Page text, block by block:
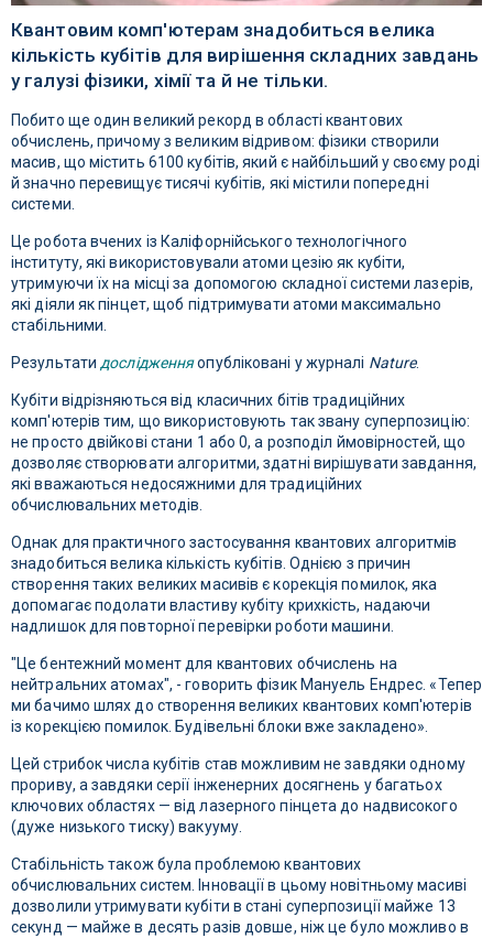
Квантовим комп'ютерам знадобиться велика
кількість кубітів для вирішення складних завдань
у галузі фізики, хімії та й не тільки.
Побито ще один великий рекорд в області квантових
обчислень, причому з великим відривом: фізики створили
масив, що містить 6100 кубітів, який є найбільший у своєму роді
й значно перевищує тисячі кубітів, які містили попередні
системи.
Це робота вчених із Каліфорнійського технологічного
інституту, які використовували атоми цезію як кубіти,
утримуючи їх на місці за допомогою складної системи лазерів,
які діяли як пінцет, щоб підтримувати атоми максимально
стабільними.
Результатидослідженняопубліковані у журналі Nature.
Кубіти відрізняються від класичних бітів традиційних
комп'ютерів тим, що використовують так звану суперпозицію:
не просто двійкові стани 1 або 0, а розподіл ймовірностей, що
дозволяє створювати алгоритми, здатні вирішувати завдання,
які вважаються недосяжними для традиційних
обчислювальних методів.
Однак для практичного застосування квантових алгоритмів
знадобиться велика кількість кубітів. Однією з причин
створення таких великих масивів є корекція помилок, яка
допомагає подолати властиву кубіту крихкість, надаючи
надлишок для повторної перевірки роботи машини.
"Це бентежний момент для квантових обчислень на
нейтральних атомах", - говорить фізик Мануель Ендрес. «Тепер
ми бачимо шлях до створення великих квантових комп'ютерів
із корекцією помилок. Будівельні блоки вже закладено».
Цей стрибок числа кубітів став можливим не завдяки одному
прориву, а завдяки серії інженерних досягнень у багатьох
ключових областях — від лазерного пінцета до надвисокого
(дуже низького тиску) вакууму.
Стабільність також була проблемою квантових
обчислювальних систем. Інновації в цьому новітньому масиві
дозволили утримувати кубіти в стані суперпозиції майже 13
секунд — майже в десять разів довше, ніж це було можливо в